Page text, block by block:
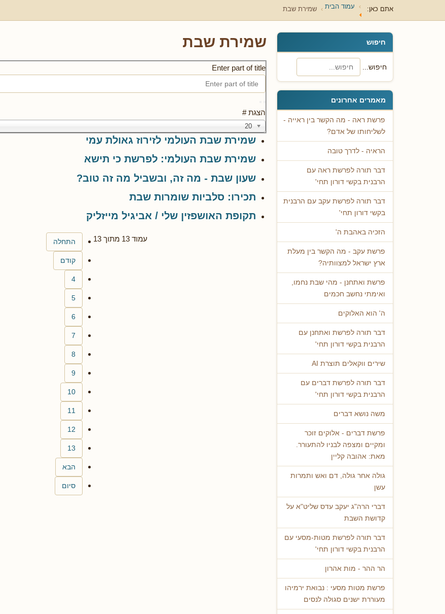
אתם כאן: עמוד הבית שמירת שבת
חיפוש
חיפוש...
מאמרים אחרונים
פרשת ראה - מה הקשר בין ראייה -
לשליחותו של אדם?
הראיה - לדרך טובה
דבר תורה לפרשת ראה עם
הרבנית בקשי דורון תחי'
דבר תורה לפרשת עקב עם הרבנית
בקשי דורון תחי'
הזכיה באהבת ה'
פרשת עקב - מה הקשר בין מעלת
ארץ ישראל למצוותיה?
פרשת ואתחנן - מהי שבת נחמו,
ואימתי נחשב חכמים
ה' הוא האלוקים
דבר תורה לפרשת ואתחנן עם
הרבנית בקשי דורון תחי'
שירים ווקאלים תוצרת AI
דבר תורה לפרשת דברים עם
הרבנית בקשי דורון תחי'
משה נושא דברים
פרשת דברים - אלוקים זוכר
ומקיים ומצפה לבניו להתעורר.
מאת: אהובה קליין
גולה אחר גולה, דם ואש ותמרות
עשן
דברי הרה"ג יעקב עדס שליט"א על
קדושת השבת
דבר תורה לפרשת מטות-מסעי עם
הרבנית בקשי דורון תחי'
הר ההר - מות אהרון
פרשת מטות מסעי : נבואת ירמיהו
מעוררת ישנים סגולה לנסים
שמירת שבת
Enter part of title
הצגת #
20
שמירת שבת העולמי לזירוז גאולת עמי
שמירת שבת העולמי: לפרשת כי תישא
שעון שבת - מה זה, ובשביל מה זה טוב?
תכירו: סלביות שומרות שבת
תקופת האושפזין שלי / אביגיל מייזליק
עמוד 13 מתוך 13 התחלה
קודם
4
5
6
7
8
9
10
11
12
13
הבא
סיום